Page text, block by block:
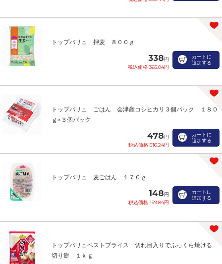
トップバリュ 押麦 ８００ｇ
338円
税込価格 365.04円
カートに
追加する
トップバリュ ごはん 会津産コシヒカリ３個パック １８０
ｇ×３個パック
478円
税込価格 516.24円
カートに
追加する
トップバリュ 麦ごはん １７０ｇ
148円
税込価格 159.84円
カートに
追加する
トップバリュベストプライス 切れ目入りでふっくら焼ける
切り餅 １ｋｇ